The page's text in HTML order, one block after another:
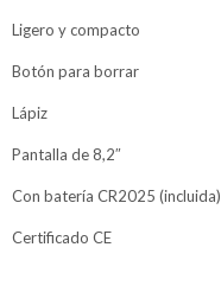
Ligero y compacto
Botón para borrar
Lápiz
Pantalla de 8,2″
Con batería CR2025 (incluida)
Certificado CE